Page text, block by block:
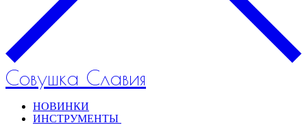
Совушка Славия
НОВИНКИ
ИНСТРУМЕНТЫ